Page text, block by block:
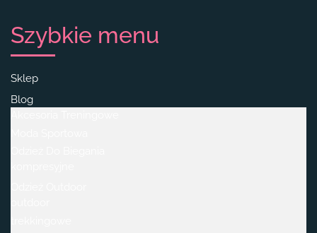
Szybkie menu
Sklep
Blog